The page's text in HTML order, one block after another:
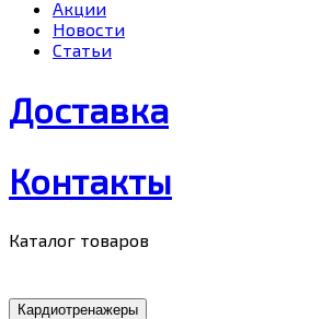
Акции
Новости
Статьи
Доставка
Контакты
Каталог товаров
Кардиотренажеры